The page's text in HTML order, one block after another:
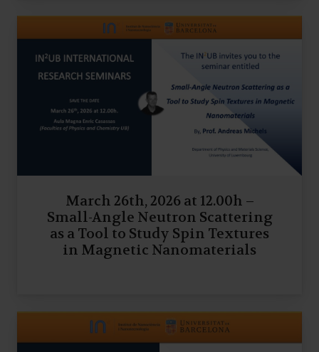
March 26th, 2026 at 12.00h –
Small-Angle Neutron Scattering
as a Tool to Study Spin Textures
in Magnetic Nanomaterials